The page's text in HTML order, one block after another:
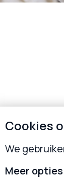
Cookies
We
Meer opties